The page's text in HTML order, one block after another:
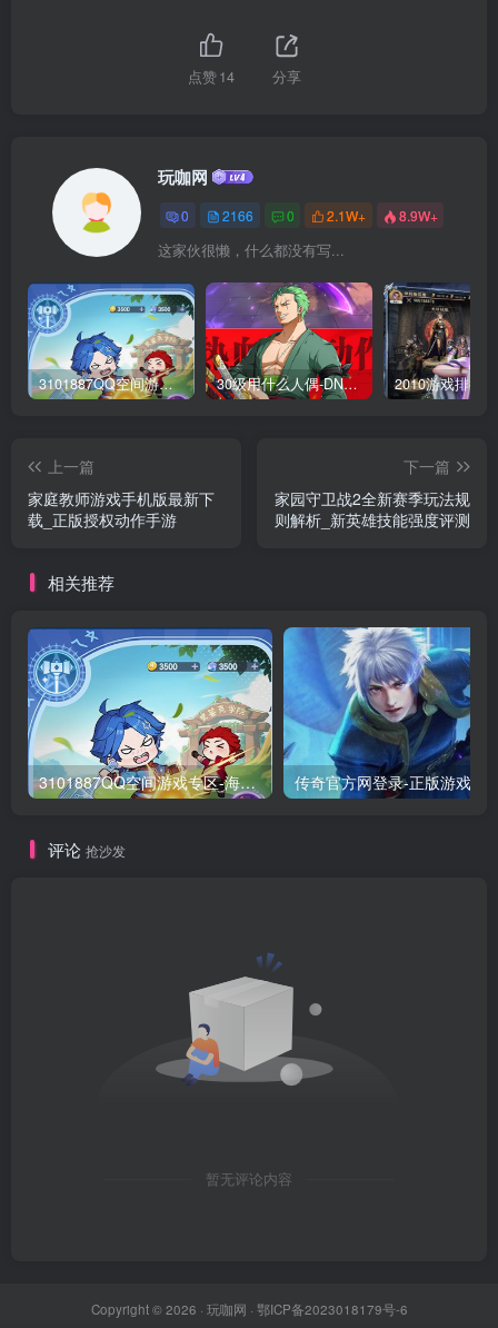
点赞14 分享
玩咖网
0 2166 0 2.1W+ 8.9W+
这家伙很懒，什么都没有写...
3101887QQ空间游戏专区-海量小游戏免费玩 30级用什么人偶-DNF新手升级人偶选择指南
上一篇
家庭教师游戏手机版最新下
载_正版授权动作手游
下一篇
家园守卫战2全新赛季玩法规
则解析_新英雄技能强度评测
相关推荐
3101887QQ空间游戏专区-海量小游戏免费玩
评论 抢沙发
暂无评论内容
Copyright © 2026 · 玩咖网 · 鄂ICP备2023018179号-6